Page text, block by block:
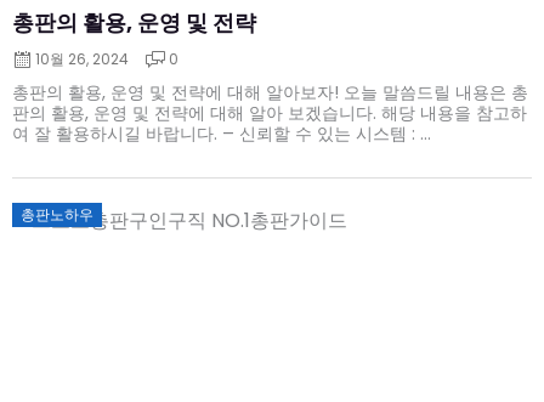
총판의 활용, 운영 및 전략
10월 26, 2024 0
총판의 활용, 운영 및 전략에 대해 알아보자! 오늘 말씀드릴 내용은 총
판의 활용, 운영 및 전략에 대해 알아 보겠습니다. 해당 내용을 참고하
여 잘 활용하시길 바랍니다. – 신뢰할 수 있는 시스템 : ...
총판노하우
Posted
on